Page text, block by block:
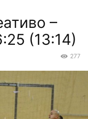
–
(13:14)
277